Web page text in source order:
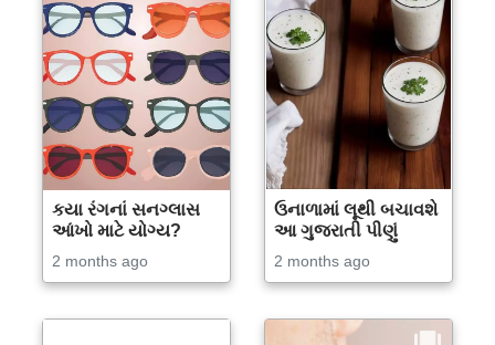
કયા રંગનાં સનગ્લાસ
આંખો માટે યોગ્ય?
2 months ago
ઉનાળામાં લૂથી બચાવશે
આ ગુજરાતી પીણું
2 months ago